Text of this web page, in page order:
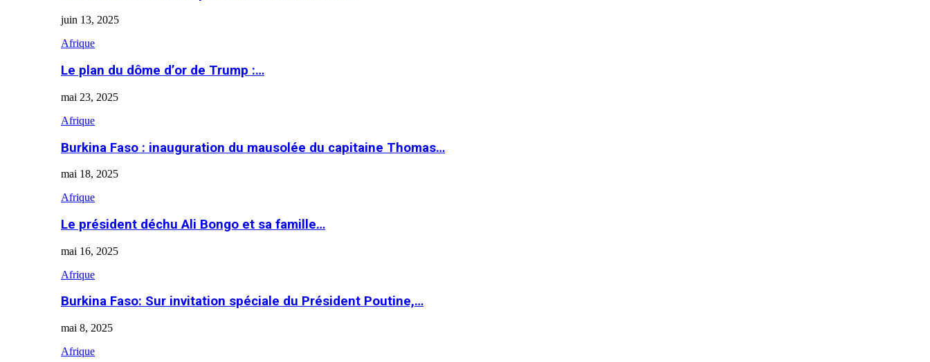
juin 13, 2025
Afrique
Le plan du dôme d’or de Trump :…
mai 23, 2025
Afrique
Burkina Faso : inauguration du mausolée du capitaine Thomas…
mai 18, 2025
Afrique
Le président déchu Ali Bongo et sa famille…
mai 16, 2025
Afrique
Burkina Faso: Sur invitation spéciale du Président Poutine,…
mai 8, 2025
Afrique